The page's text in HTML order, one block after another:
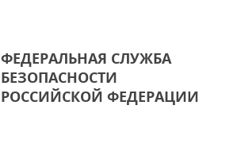
ФЕДЕРАЛЬНАЯ СЛУЖБА
БЕЗОПАСНОСТИ
РОССИЙСКОЙ ФЕДЕРАЦИИ